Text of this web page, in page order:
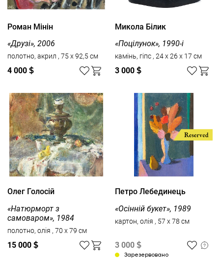
Роман Мінін
«Друзі», 2006
полотно, акрил , 75 x 92,5 см
4 000 $
Микола Білик
«Поцілунок», 1990-і
камінь, гіпс , 24 х 26 х 17 см
3 000 $
Олег Голосій
«Натюрморт з
самоваром», 1984
полотно, олія , 70 x 79 см
15 000 $
Петро Лебединець
«Осінній букет», 1989
картон, олія , 57 x 78 см
3 000 $
Зарезервовано